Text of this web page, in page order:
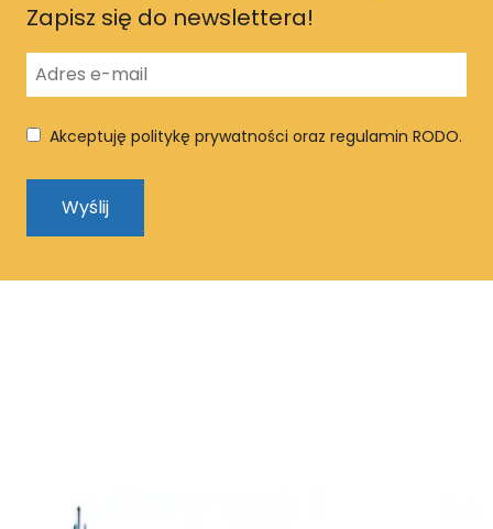
Zapisz się do newslettera!
Akceptuję politykę prywatności oraz regulamin RODO.